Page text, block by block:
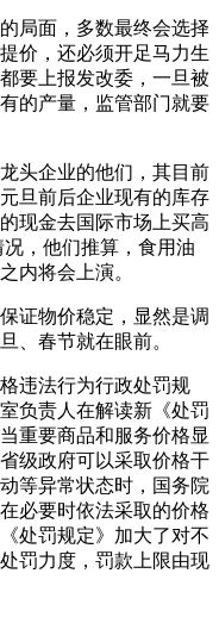
面，多数最终会选择
价，还必须开足马力生
要上报发改委，一旦被
的产量，监管部门就要
企业的他们，其目前
旦前后企业现有的库存
现金去国际市场上买高
，他们推算，食用油
内将会上演。
物价稳定，显然是调
、春节就在眼前。
违法行为行政处罚规
负责人在解读新《处罚
重要商品和服务价格显
级政府可以采取价格干
等异常状态时，国务院
必要时依法采取的价格
处罚规定》加大了对不
罚力度，罚款上限由现